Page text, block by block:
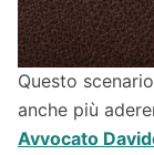
Questo
anche più
Avvocato